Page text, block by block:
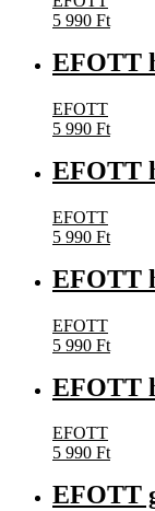
5 990 Ft
EFOTT
EFOTT
5 990 Ft
EFOTT
EFOTT
5 990 Ft
EFOTT
EFOTT
5 990 Ft
EFOTT
EFOTT
5 990 Ft
EFOTT